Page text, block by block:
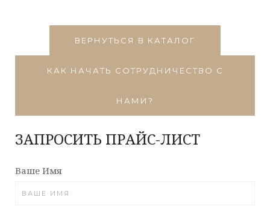
ВЕРНУТЬСЯ В КАТАЛОГ
КАК НАЧАТЬ СОТРУДНИЧЕСТВО С
НАМИ?
ЗАПРОСИТЬ ПРАЙС-ЛИСТ
Ваше Имя